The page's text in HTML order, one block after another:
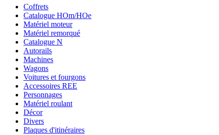
Coffrets
Catalogue HOm/HOe
Matériel moteur
Matériel remorqué
Catalogue N
Autorails
Machines
Wagons
Voitures et fourgons
Accessoires REE
Personnages
Matériel roulant
Décor
Divers
Plaques d'itinéraires